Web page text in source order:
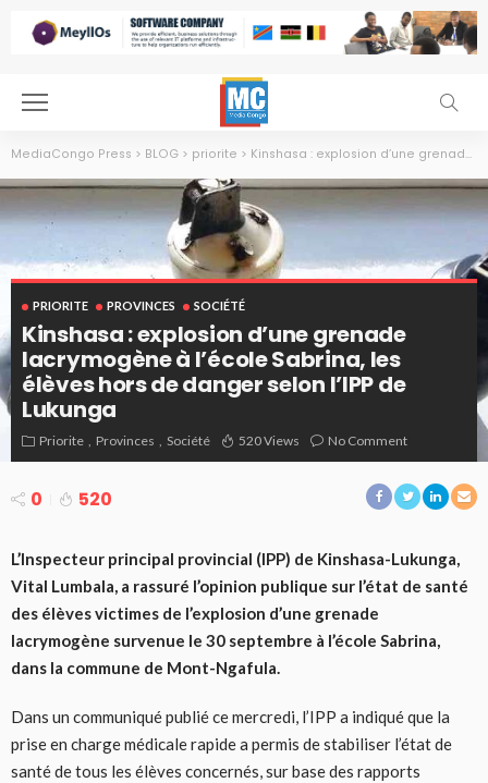
MediaCongo Press > BLOG > priorite > Kinshasa : explosion d’une grenade lacrymogène à l’école Sabrina, les élèves hors de danger selon l’IPP de Lukunga
PRIORITE PROVINCES SOCIÉTÉ
Kinshasa : explosion d’une grenade
lacrymogène à l’école Sabrina, les
élèves hors de danger selon l’IPP de
Lukunga
Priorite Provinces Société 520 Views No Comment
0 520
L’Inspecteur principal provincial (IPP) de Kinshasa-Lukunga,
Vital Lumbala, a rassuré l’opinion publique sur l’état de santé
des élèves victimes de l’explosion d’une grenade
lacrymogène survenue le 30 septembre à l’école Sabrina,
dans la commune de Mont-Ngafula.
Dans un communiqué publié ce mercredi, l’IPP a indiqué que la
prise en charge médicale rapide a permis de stabiliser l’état de
santé de tous les élèves concernés, sur base des rapports